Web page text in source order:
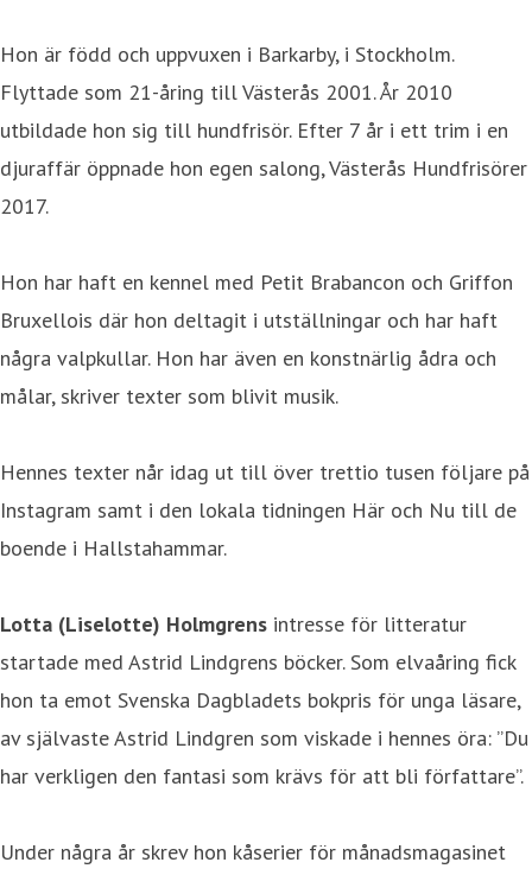
Hon är född och uppvuxen i Barkarby, i Stockholm.
Flyttade som 21-åring till Västerås 2001. År 2010
utbildade hon sig till hundfrisör. Efter 7 år i ett trim i en
djuraffär öppnade hon egen salong, Västerås Hundfrisörer
2017.
Hon har haft en kennel med Petit Brabancon och Griffon
Bruxellois där hon deltagit i utställningar och har haft
några valpkullar. Hon har även en konstnärlig ådra och
målar, skriver texter som blivit musik.
Hennes texter når idag ut till över trettio tusen följare på
Instagram samt i den lokala tidningen Här och Nu till de
boende i Hallstahammar.
Lotta (Liselotte) Holmgrens intresse för litteratur
startade med Astrid Lindgrens böcker. Som elvaåring fick
hon ta emot Svenska Dagbladets bokpris för unga läsare,
av självaste Astrid Lindgren som viskade i hennes öra: ”Du
har verkligen den fantasi som krävs för att bli författare”.
Under några år skrev hon kåserier för månadsmagasinet